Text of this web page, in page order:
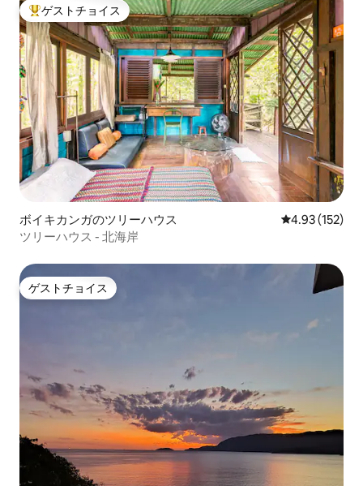
大好評のゲストチョイスです。
ゲストチョイス
ボイキカンガのツリーハウス レビュー152
4.93 (152)
ツリーハウス - 北海岸
ゲストチョイス
ゲストチョイス